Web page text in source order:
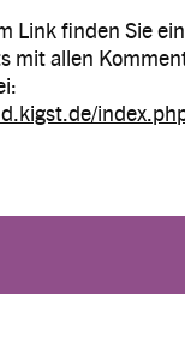
Link finden Sie
mit allen